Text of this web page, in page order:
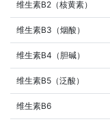
维生素B2（核黄素）
维生素B3（烟酸）
维生素B4（胆碱）
维生素B5（泛酸）
维生素B6